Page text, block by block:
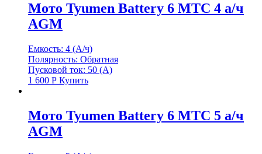
Мото Tyumen Battery 6 МТС 4 а/ч
AGM
Емкость: 4 (А/ч)
Полярность: Обратная
Пусковой ток: 50 (А)
1 600 Р Купить
Мото Tyumen Battery 6 МТС 5 а/ч
AGM